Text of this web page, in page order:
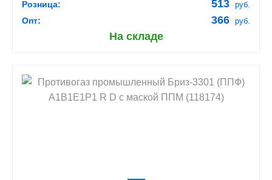
Розница: 513 руб.
Опт: 366 руб.
На складе
shopping_cart В КОРЗИНУ